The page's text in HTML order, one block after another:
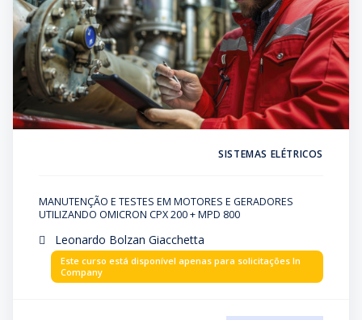
SISTEMAS ELÉTRICOS
MANUTENÇÃO E TESTES EM MOTORES E GERADORES
UTILIZANDO OMICRON CPX 200 + MPD 800
Leonardo Bolzan Giacchetta
Este curso está disponível apenas para solicitações In
Company